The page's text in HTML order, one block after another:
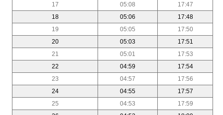
17
05:08
17:47
18
05:06
17:48
19
05:05
17:50
20
05:03
17:51
21
05:01
17:53
22
04:59
17:54
23
04:57
17:56
24
04:55
17:57
25
04:53
17:59